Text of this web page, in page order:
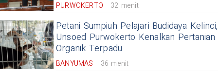
PURWOKERTO 32 menit
Petani Sumpiuh Pelajari Budidaya Kelinci,
Unsoed Purwokerto Kenalkan Pertanian
Organik Terpadu
BANYUMAS 36 menit